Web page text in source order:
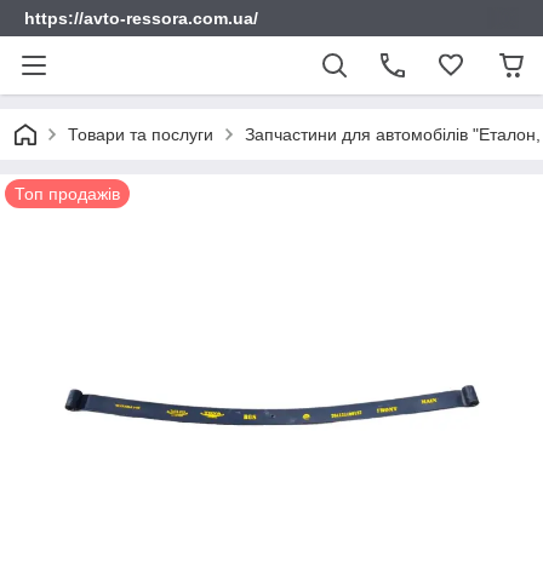
https://avto-ressora.com.ua/
Товари та послуги Запчастини для автомобілів
Топ продажів